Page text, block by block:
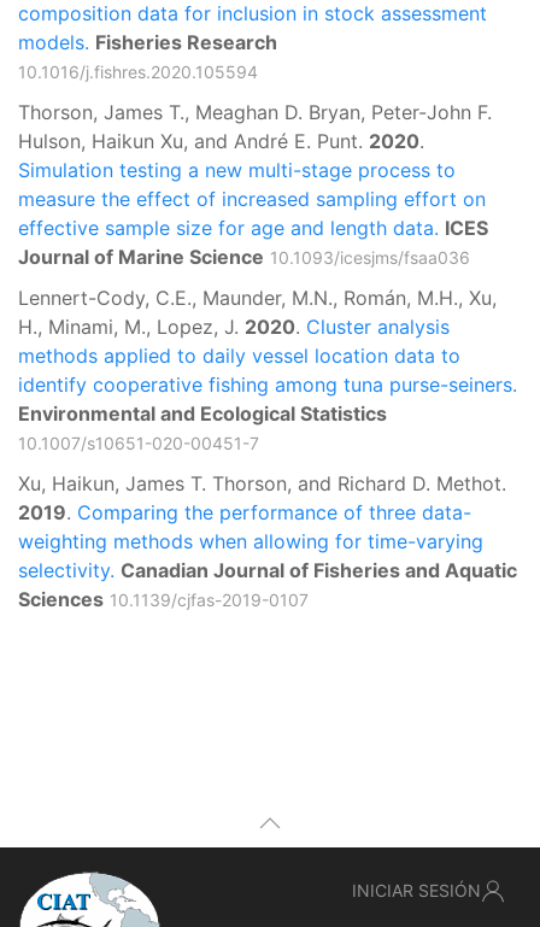
composition data for inclusion in stock assessment
models. Fisheries Research
10.1016/j.fishres.2020.105594
Thorson, James T., Meaghan D. Bryan, Peter-John F.
Hulson, Haikun Xu, and André E. Punt. 2020.
Simulation testing a new multi-stage process to
measure the effect of increased sampling effort on
effective sample size for age and length data. ICES
Journal of Marine Science 10.1093/icesjms/fsaa036
Lennert-Cody, C.E., Maunder, M.N., Román, M.H., Xu,
H., Minami, M., Lopez, J. 2020. Cluster analysis
methods applied to daily vessel location data to
identify cooperative fishing among tuna purse-seiners.
Environmental and Ecological Statistics
10.1007/s10651-020-00451-7
Xu, Haikun, James T. Thorson, and Richard D. Methot.
2019. Comparing the performance of three data-
weighting methods when allowing for time-varying
selectivity. Canadian Journal of Fisheries and Aquatic
Sciences 10.1139/cjfas-2019-0107
INICIAR SESIÓN